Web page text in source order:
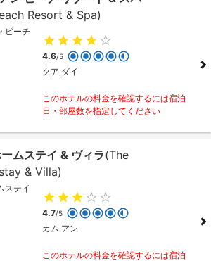
Resort & Spa)
4.6/5
クア ダイ
このホテルの料金を確認するには宿泊
日・部屋数を指定してください
ムステイ & ヴィラ(The
& Villa)
4.7/5
カム アン
このホテルの料金を確認するには宿泊